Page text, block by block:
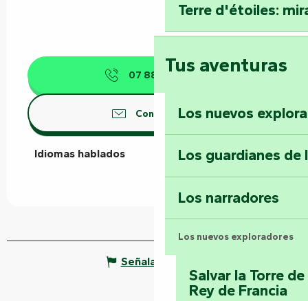
Terre d'étoiles:
Tus aventuras
Los nuevos
Los guardianes de
Los narradores
Los nuevos exploradores
Salvar la Torre
Rey de Francia
07 88 68 91▒▒
Contáctenos
Idiomas hablados
Idiomas hablados
Señalar un error